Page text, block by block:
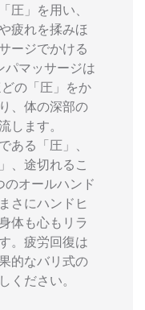
圧」を用い、
疲れを揉みほ
ージでかける
パマッサージは
の「圧」をか
、体の深部の
します。
ある「圧」、
、途切れるこ
のオールハンド
さにハンドヒ
体も心もリラ
。疲労回復は
的なバリ式の
ください。